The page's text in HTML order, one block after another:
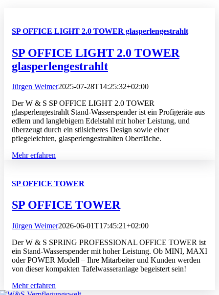
SP OFFICE LIGHT 2.0 TOWER glasperlengestrahlt
SP OFFICE LIGHT 2.0 TOWER
glasperlengestrahlt
Jürgen Weimer2025-07-28T14:25:32+02:00
Der W & S SP OFFICE LIGHT 2.0 TOWER
glasperlengestrahlt Stand-Wasserspender ist ein Profigeräte aus
edlem und langlebigem Edelstahl mit hoher Leistung, und
überzeugt durch ein stilsicheres Design sowie einer
pflegeleichten, glasperlengestrahlten Oberfläche.
Mehr erfahren
SP OFFICE TOWER
SP OFFICE TOWER
Jürgen Weimer2026-06-01T17:45:21+02:00
Der W & S SPRING PROFESSIONAL OFFICE TOWER ist
ein Stand-Wasserspender mit hoher Leistung. Ob MINI, MAXI
oder POWER Modell – Ihre Mitarbeiter und Kunden werden
von dieser kompakten Tafelwasseranlage begeistert sein!
Mehr erfahren